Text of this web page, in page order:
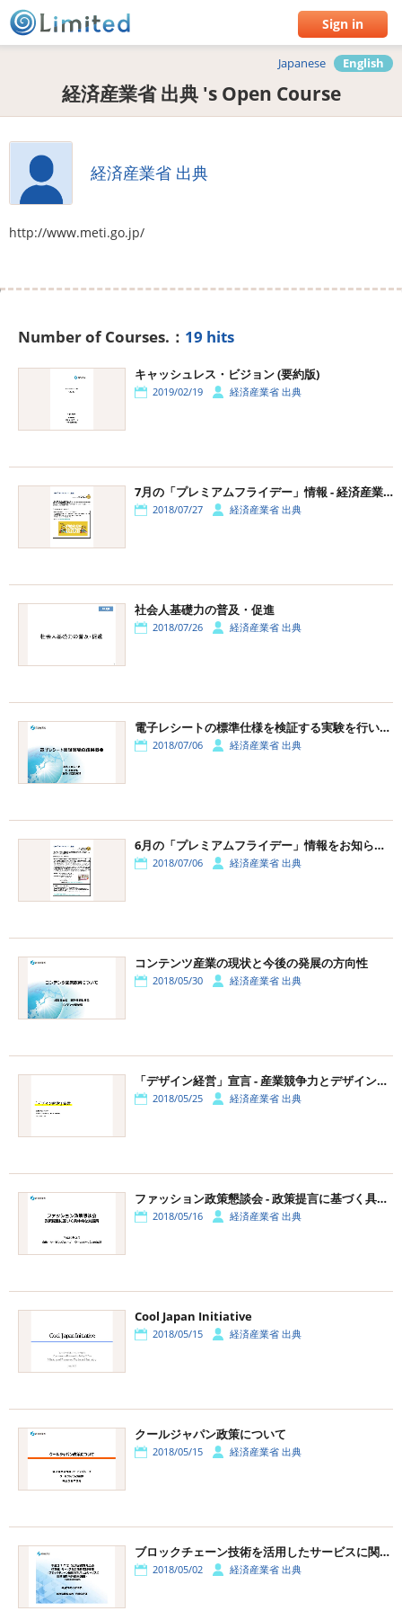
Sign in
経済産業省 出典 's Open Course
Japanese English
経済産業省 出典
http://www.meti.go.jp/
Number of Courses.： 19 hits
キャッシュレス・ビジョン (要約版)
2019/02/19 経済産業省 出典
7月の「プレミアムフライデー」情報 - 経済産業省
2018/07/27 経済産業省 出典
社会人基礎力の普及・促進
2018/07/26 経済産業省 出典
電子レシートの標準仕様を検証する実験を行いました - 経済産業省
2018/07/06 経済産業省 出典
6月の「プレミアムフライデー」情報をお知らせします - 経済産業省
2018/07/06 経済産業省 出典
コンテンツ産業の現状と今後の発展の方向性
2018/05/30 経済産業省 出典
「デザイン経営」宣言 - 産業競争力とデザインを考える研究会報告書
2018/05/25 経済産業省 出典
ファッション政策懇談会 - 政策提言に基づく具体的な支援策
2018/05/16 経済産業省 出典
Cool Japan Initiative
2018/05/15 経済産業省 出典
クールジャパン政策について
2018/05/15 経済産業省 出典
ブロックチェーン技術を活用したサービスに関する国内外動向調査
2018/05/02 経済産業省 出典